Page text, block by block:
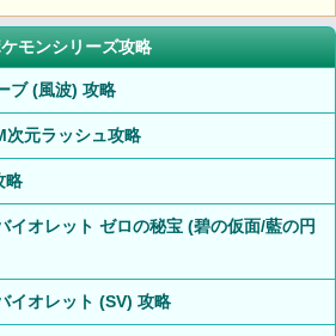
モンシリーズ攻略
ブ (風波) 攻略
次元ラッシュ攻略
略
イオレット ゼロの秘宝 (碧の仮面/藍の円
イオレット (SV) 攻略